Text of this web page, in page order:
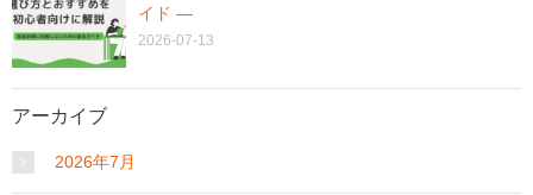
イド ―
2026-07-13
アーカイブ
2026年7月